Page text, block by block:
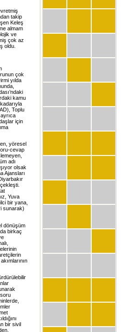
takip
Keleş
almam
ve
çok az
oldu.
çok
yılda
kamu
Toplu
için
yöresel
cevap
adı
olsak
Ajansları
Yuva
bir yana,
sunarak)
dönüşüm
birkaç
bir sivil